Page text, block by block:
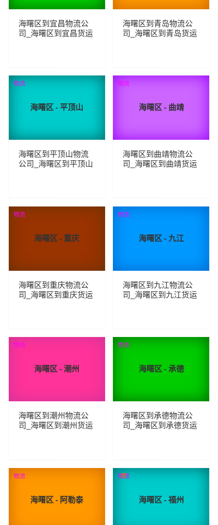
海曙区到宜昌物流公
司_海曙区到宜昌货运
105 查看详细
海曙区到青岛物流公
司_海曙区到青岛货运
154 查看详细
海曙区 - 平顶山
海曙区到平顶山物流
公司_海曙区到平顶山
124 查看详细
物流
海曙区 - 曲靖
海曙区到曲靖物流公
司_海曙区到曲靖货运
91 查看详细
物流
海曙区 - 重庆
海曙区到重庆物流公
司_海曙区到重庆货运
100 查看详细
物流
海曙区 - 九江
海曙区到九江物流公
司_海曙区到九江货运
118 查看详细
物流
海曙区 - 潮州
海曙区到潮州物流公
司_海曙区到潮州货运
83 查看详细
物流
海曙区 - 承德
海曙区到承德物流公
司_海曙区到承德货运
145 查看详细
物流
海曙区 - 阿勒泰
物流
海曙区 - 福州
物流
荐